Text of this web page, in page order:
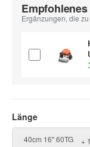
Ergänzungen, die
Länge
Länge
40cm 16" 60TG +